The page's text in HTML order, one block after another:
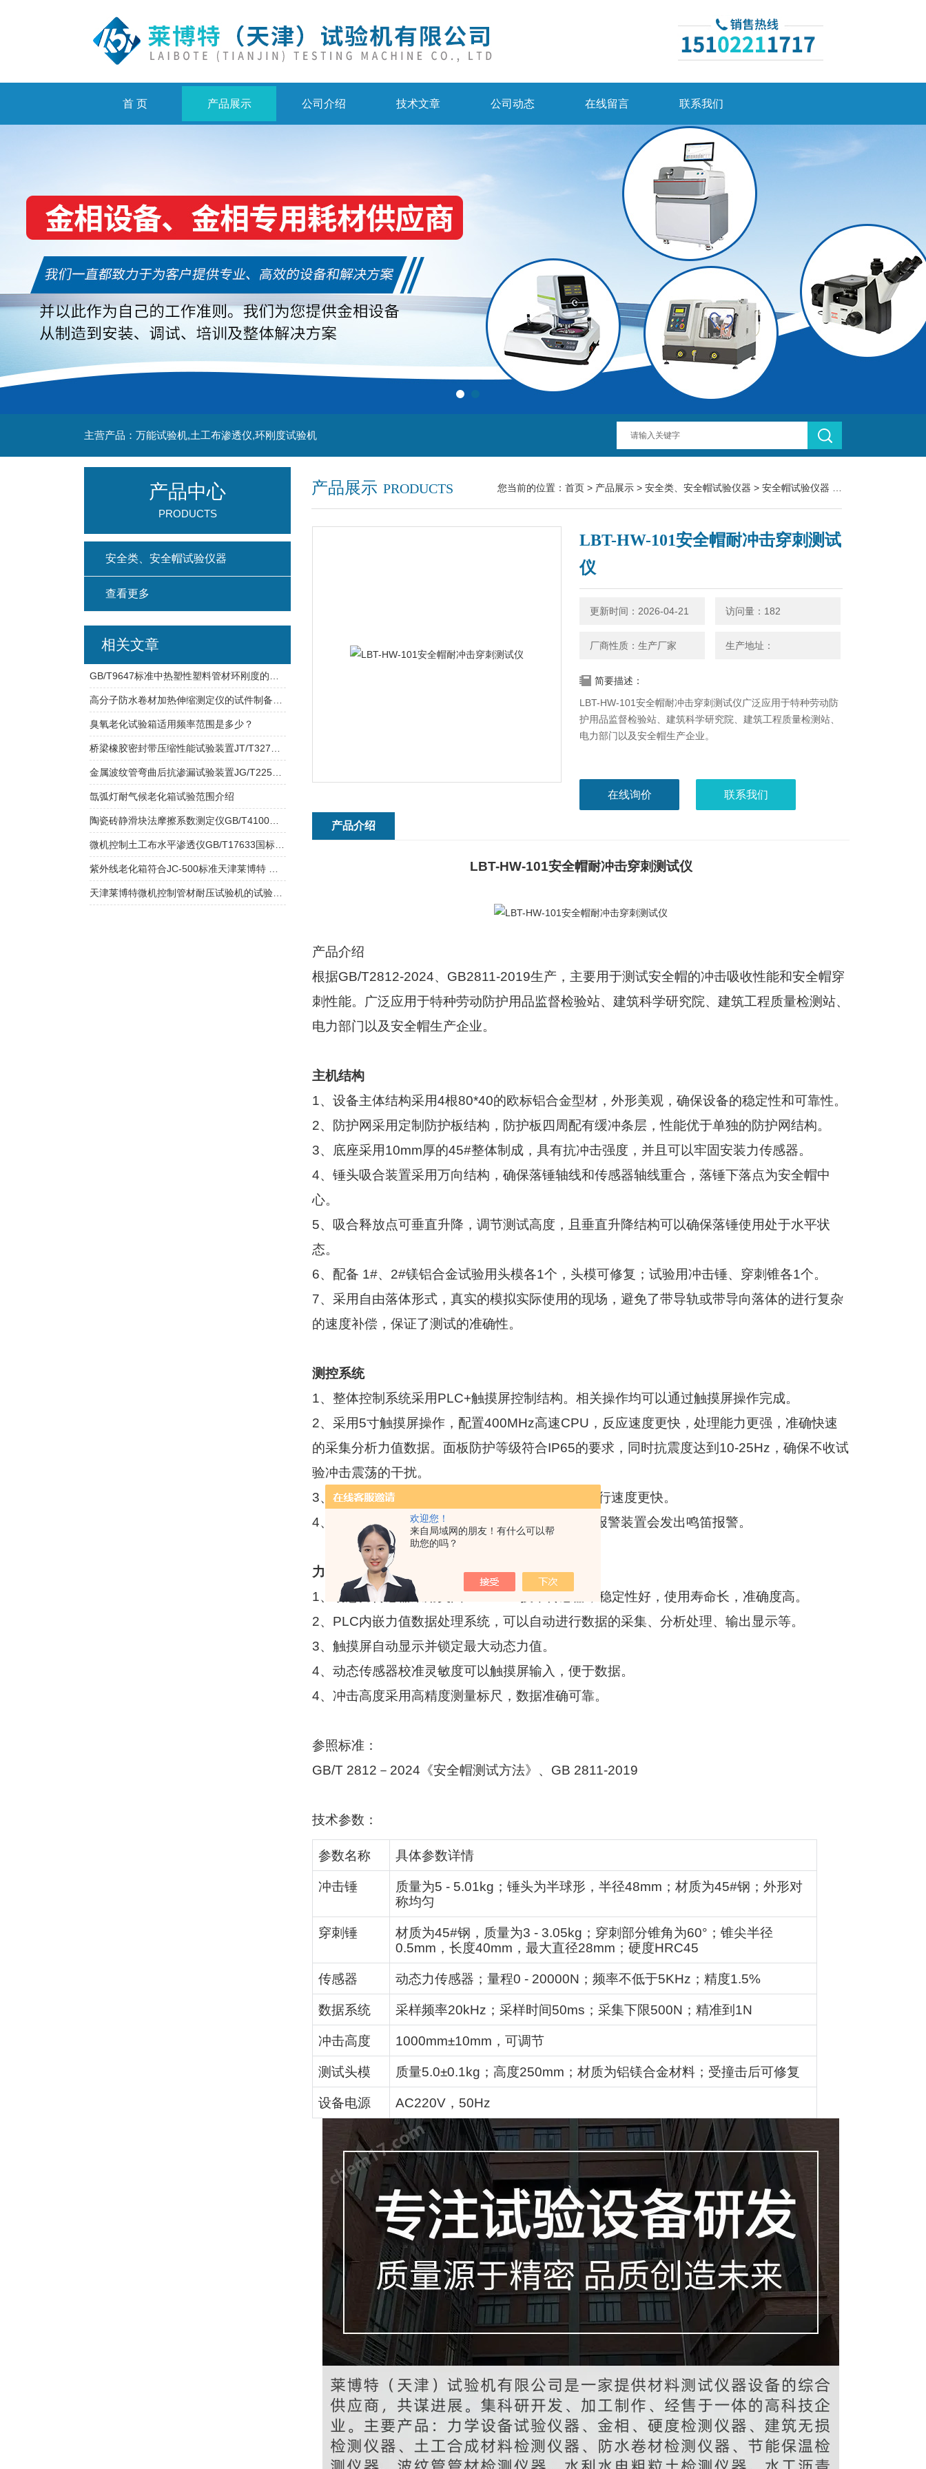
欢迎您！
来自局域网的朋友！有什么可以帮
助您的吗？
首 页 产品展示 公司介绍 技术文章 公司动态 在线留言 联系我们
主营产品：万能试验机,土工布渗透仪,环刚度试验机
产品展示 PRODUCTS 您当前的位置： 首页 > 产品展示 > 安全类、安全帽试验仪器 > 安全帽试验仪器
LBT-HW-101安全帽耐冲击穿刺测试
仪
更新时间：2026-04-21 访问量：182
厂商性质：生产厂家 生产地址：
简要描述：
LBT-HW-101安全帽耐冲击穿刺测试仪广泛应用于特种劳动防
护用品监督检验站、建筑科学研究院、建筑工程质量检测站、
电力部门以及安全帽生产企业。
在线询价 联系我们
产品介绍
LBT-HW-101安全帽耐冲击穿刺测试仪
产品介绍
根据GB/T2812-2024、 GB2811-2019生产，主要用于测试安全帽的冲击吸收性能和安全帽穿
刺性能。广泛应用于特种劳动防护用品监督检验站、建筑科学研究院、建筑工程质量检测站、
电力部门以及安全帽生产企业。
主机结构
1、设备主体结构采用4根80*40的欧标铝合金型材，外形美观，确保设备的稳定性和可靠性。
2、防护网采用定制防护板结构，防护板四周配有缓冲条层，性能优于单独的防护网结构。
3、底座采用10mm厚的45#整体制成，具有抗冲击强度，并且可以牢固安装力传感器。
4、锤头吸合装置采用万向结构，确保落锤轴线和传感器轴线重合，落锤下落点为安全帽中
心。
5、吸合释放点可垂直升降，调节测试高度，且垂直升降结构可以确保落锤使用处于水平状
态。
6、配备 1#、 2#镁铝合金试验用头模各1个，头模可修复；试验用冲击锤、穿刺锥各1个。
7、采用自由落体形式，真实的模拟实际使用的现场，避免了带导轨或带导向落体的进行复杂
的速度补偿，保证了测试的准确性。
测控系统
1、整体控制系统采用PLC+触摸屏控制结构。相关操作均可以通过触摸屏操作完成。
2、采用5寸触摸屏操作，配置400MHz高速CPU ，反应速度更快，处理能力更强，准确快速
的采集分析力值数据。面板防护等级符合IP65的要求，同时抗震度达到 10-25Hz ，确保不收试
验冲击震荡的干扰。
3、 PLC采用三菱
存储器、运行速度更快。
4、配有闭环电路通，当穿刺锥接触头模时，穿刺报警装置会发出鸣笛报警。
力值系统
1、动态力传感器采用美国
技术传感器，稳定性好，使用寿命长，准确度高。
2、 PLC内嵌力值数据处理系统，可以自动进行数据的采集、分析处理、输出显示等。
3、触摸屏自动显示并锁定最大动态力值。
4、动态传感器校准灵敏度可以触摸屏输入，便于数据。
4、冲击高度采用高精度测量标尺，数据准确可靠。
参照标准：
GB/T 2812 － 2024 《安全帽测试方法》、 GB 2811-2019
技术参数：
参数名称 具体参数详情
冲击锤 质量为5 - 5.01kg ；锤头为半球形，半径48mm ；材质为45#钢；外形对
称均匀
穿刺锤 材质为45#钢，质量为3 - 3.05kg ；穿刺部分锥角为60° ；锥尖半径
0.5mm ，长度40mm ，最大直径28mm ；硬度HRC45
传感器 动态力传感器；量程0 - 20000N ；频率不低于5KHz ；精度1.5%
数据系统 采样频率20kHz ；采样时间50ms ；采集下限500N ；精准到 1N
冲击高度 1000mm±10mm ，可调节
测试头模 质量5.0±0.1kg ；高度250mm ；材质为铝镁合金材料；受撞击后可修复
设备电源 AC220V ， 50Hz
产品中心
PRODUCTS
安全类、安全帽试验仪器
查看更多
相关文章
臭氧老化试验箱适用频率范围是多少？
金属波纹管弯曲后抗渗漏试验装置JG/T225使用介绍
氙弧灯耐气候老化箱试验范围介绍
陶瓷砖静滑块法摩擦系数测定仪GB/T4100试验操作指导
微机控制土工布水平渗透仪GB/T17633国标试验标准
天津莱博特微机控制管材耐压试验机的试验工作原理